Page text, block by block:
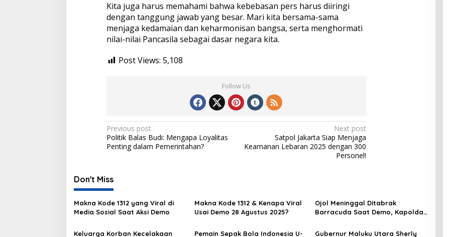
Kita juga harus memahami bahwa kebebasan pers harus diiringi
dengan tanggung jawab yang besar. Mari kita bersama-sama
menjaga kedamaian dan keharmonisan bangsa, serta menghormati
nilai-nilai Pancasila sebagai dasar negara kita.
Post Views: 5,108
Follow Us
Post
navigation
Previous post
Politik Balas Budi: Mengapa Loyalitas
Penting dalam Pemerintahan?
Next post
Satpol Jakarta Siap Menjaga
Keamanan Lebaran 2025 dengan 300
Personel!
Don't Miss
Makna Kode 1312 yang Viral di
Media Sosial Saat Aksi Demo
Makna Kode 1312 & Kenapa Viral
Usai Demo 28 Agustus 2025?
Ojol Meninggal Ditabrak
Barracuda Saat Demo, Kapolda:
Keluarga Korban Kecelakaan
Pemain Sepak Bola Indonesia U-
Gubernur Maluku Utara Sherly